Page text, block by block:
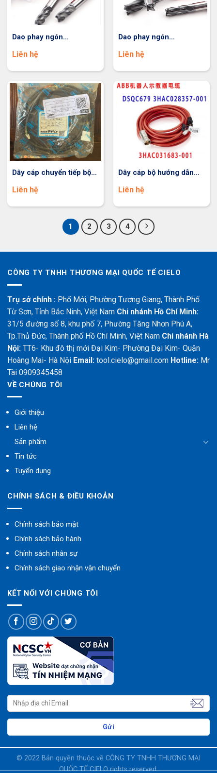
Dao phay ngón
Liên hệ
Dao phay ngón
Liên hệ
Dây cáp chuyển tiếp bộ
Liên hệ
Dây cáp bộ hướng dẫn
Liên hệ
1 2 3 4
CÔNG TY TNHH THƯƠNG MẠI QUỐC TẾ CIELO
Trụ sở chính : Phố Mới, Phường Tương Giang, Thành Phố
Từ Sơn, Tỉnh Bắc Ninh, Việt Nam Chi nhánh Hồ Chí Minh:
31/5 đường số 8, khu phố 7, Phường Tăng Nhơn Phú A,
Tp.Thủ Đức, Thành phố Hồ Chí Minh, Việt Nam Chi nhánh Hà
Nội: TT6- Khu đô thị mới Đại Kim- Phường Đại Kim- Quận
Hoàng Mai- Hà Nội Email: tool.cielo@gmail.com Hotline: Mr
Tài 0909345458
VỀ CHÚNG TÔI
Giới thiệu
Liên hệ
Sản phẩm
Tin tức
Tuyển dụng
CHÍNH SÁCH & ĐIỀU KHOẢN
Chính sách bảo mật
Chính sách bảo hành
Chính sách nhân sự
Chính sách giao nhận vận chuyển
KẾT NỐI VỚI CHÚNG TÔI
© 2022 Bản quyền thuộc về CÔNG TY TNHH THƯƠNG MẠI
QUỐC TẾ CIELO rights reserved.